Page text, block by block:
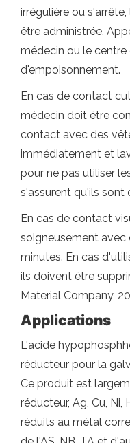
irrégulière ou
être administrée.
médecin ou le
d'empoisonnement.
En cas de contact
médecin doit être
contact avec des
immédiatement et
pour ne pas utiliser
s'assurent qu'ils sont
En cas de contact
soigneusement avec
minutes. En cas
ils doivent être
Material Company,
Applications
L'acide
réducteur pour la
Ce produit est
réducteur, Ag, Cu,
réduits au métal